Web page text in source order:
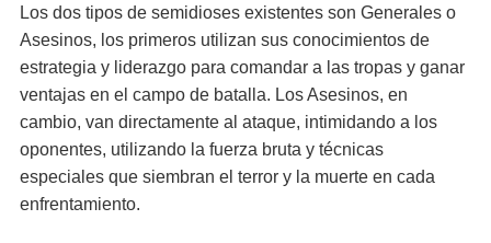
Los dos tipos de semidioses existentes son Generales o
Asesinos, los primeros utilizan sus conocimientos de
estrategia y liderazgo para comandar a las tropas y ganar
ventajas en el campo de batalla. Los Asesinos, en
cambio, van directamente al ataque, intimidando a los
oponentes, utilizando la fuerza bruta y técnicas
especiales que siembran el terror y la muerte en cada
enfrentamiento.